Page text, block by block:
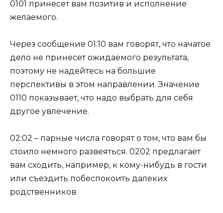
0101 принесет вам позитив и исполнение
желаемого.
Через сообщение 01:10 вам говорят, что начатое
дело не принесет ожидаемого результата,
поэтому не надейтесь на большие
перспективы в этом направлении. Значение
0110 показывает, что надо выбрать для себя
другое увлечение.
02:02 – парные числа говорят о том, что вам бы
стоило немного развеяться. 0202 предлагает
вам сходить, например, к кому-нибудь в гости
или съездить побеспокоить далеких
родственников.